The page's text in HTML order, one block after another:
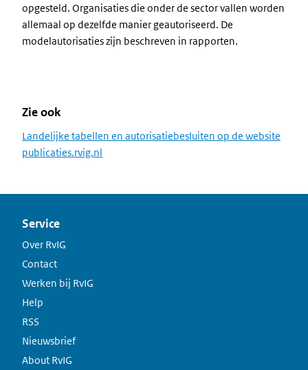
opgesteld. Organisaties die onder de sector vallen worden
allemaal op dezelfde manier geautoriseerd. De
modelautorisaties zijn beschreven in rapporten.
Zie ook
Landelijke tabellen en autorisatiebesluiten op de website
publicaties.rvig.nl
Service
Over RvIG
Contact
Werken bij RvIG
Help
RSS
Nieuwsbrief
About RvIG